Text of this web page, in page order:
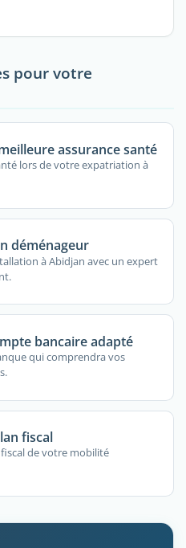
pour votre
assurance santé
lors de votre expatriation à
déménageur
à Abidjan avec un expert
bancaire adapté
qui comprendra vos
fiscal
de votre mobilité